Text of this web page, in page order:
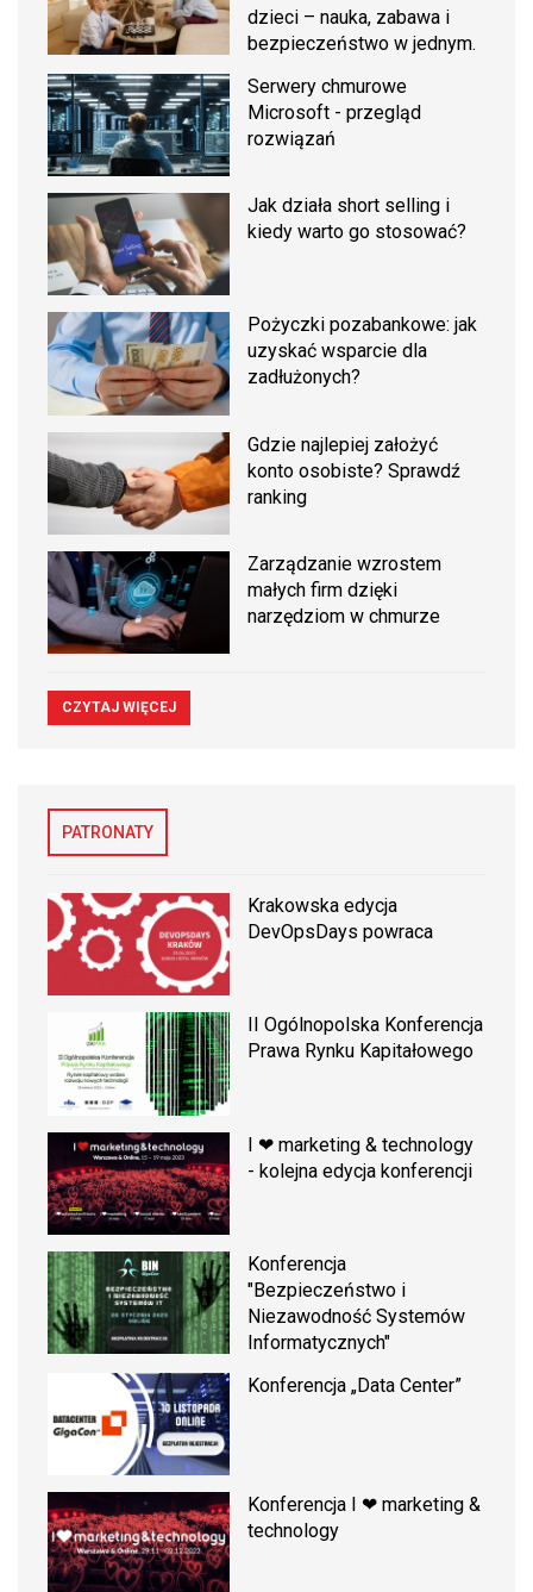
dzieci – nauka, zabawa i
bezpieczeństwo w jednym.
Serwery chmurowe
Microsoft - przegląd
rozwiązań
Jak działa short selling i
kiedy warto go stosować?
Pożyczki pozabankowe: jak
uzyskać wsparcie dla
zadłużonych?
Gdzie najlepiej założyć
konto osobiste? Sprawdź
ranking
Zarządzanie wzrostem
małych firm dzięki
narzędziom w chmurze
CZYTAJ WIĘCEJ
PATRONATY
Krakowska edycja
DevOpsDays powraca
II Ogólnopolska Konferencja
Prawa Rynku Kapitałowego
I ❤ marketing & technology
- kolejna edycja konferencji
Konferencja
"Bezpieczeństwo i
Niezawodność Systemów
Informatycznych"
Konferencja „Data Center”
Konferencja I ❤ marketing &
technology